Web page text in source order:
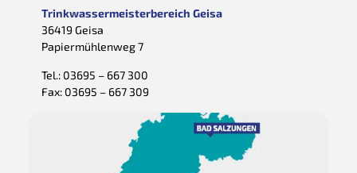
Trinkwassermeisterbereich Geisa
36419 Geisa
Papiermühlenweg 7
Tel.: 03695 – 667 300
Fax: 03695 – 667 309